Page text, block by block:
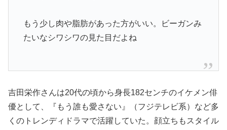
もう少し肉や脂肪があった方がいい。ビーガンみ
たいなシワシワの見た目だよね
吉田栄作さんは20代の頃から身長182センチのイケメン俳
優として、『もう誰も愛さない』（フジテレビ系）など多
くのトレンディドラマで活躍していた。顔立ちもスタイル